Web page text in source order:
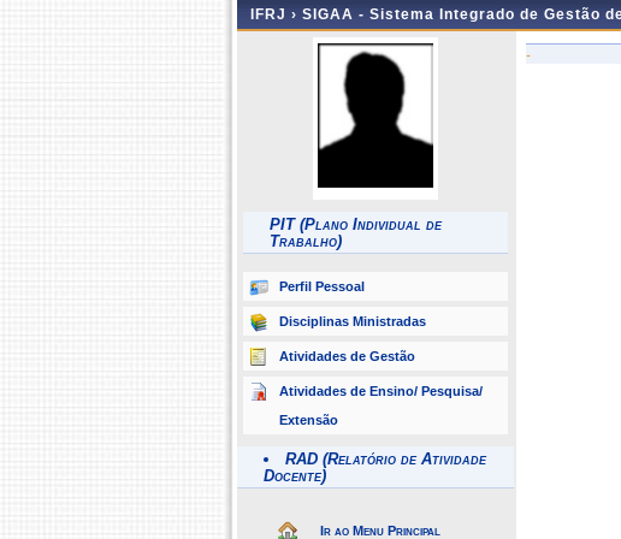
IFRJ › SIGAA - Sistema Integrado de Gestão
PIT (Plano Individual de
Trabalho)
Perfil Pessoal
Disciplinas Ministradas
Atividades de Gestão
Atividades de Ensino/ Pesquisa/
Extensão
RAD (Relatório de Atividade
Docente)
Ir ao Menu Principal
-